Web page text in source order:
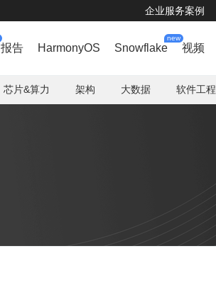
企业服务案例
报告 HarmonyOS Snowflake
new
视频
芯片&算力 架构 大数据 软件工程